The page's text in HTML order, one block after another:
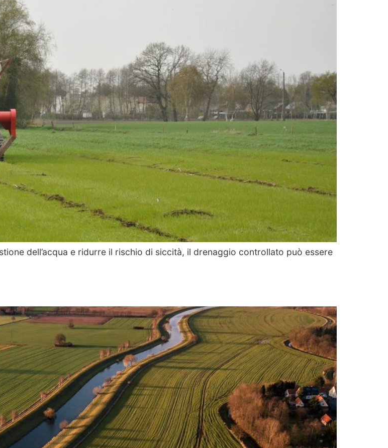
dell’acqua e ridurre il rischio di siccità, il drenaggio controllato può essere